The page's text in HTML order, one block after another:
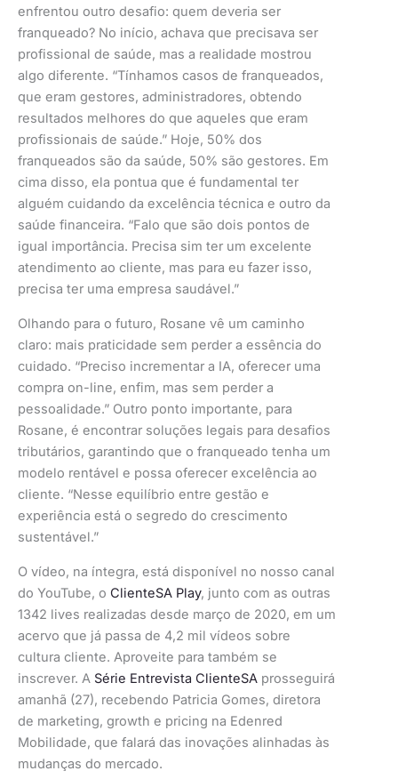
enfrentou outro desafio: quem deveria ser
franqueado? No início, achava que precisava ser
profissional de saúde, mas a realidade mostrou
algo diferente. “Tínhamos casos de franqueados,
que eram gestores, administradores, obtendo
resultados melhores do que aqueles que eram
profissionais de saúde.” Hoje, 50% dos
franqueados são da saúde, 50% são gestores. Em
cima disso, ela pontua que é fundamental ter
alguém cuidando da excelência técnica e outro da
saúde financeira. “Falo que são dois pontos de
igual importância. Precisa sim ter um excelente
atendimento ao cliente, mas para eu fazer isso,
precisa ter uma empresa saudável.”
Olhando para o futuro, Rosane vê um caminho
claro: mais praticidade sem perder a essência do
cuidado. “Preciso incrementar a IA, oferecer uma
compra on-line, enfim, mas sem perder a
pessoalidade.” Outro ponto importante, para
Rosane, é encontrar soluções legais para desafios
tributários, garantindo que o franqueado tenha um
modelo rentável e possa oferecer excelência ao
cliente. “Nesse equilíbrio entre gestão e
experiência está o segredo do crescimento
sustentável.”
O vídeo, na íntegra, está disponível no nosso canal
do YouTube, o ClienteSA Play, junto com as outras
1342 lives realizadas desde março de 2020, em um
acervo que já passa de 4,2 mil vídeos sobre
cultura cliente. Aproveite para também se
inscrever. A Série Entrevista ClienteSA prosseguirá
amanhã (27), recebendo Patricia Gomes, diretora
de marketing, growth e pricing na Edenred
Mobilidade, que falará das inovações alinhadas às
mudanças do mercado.